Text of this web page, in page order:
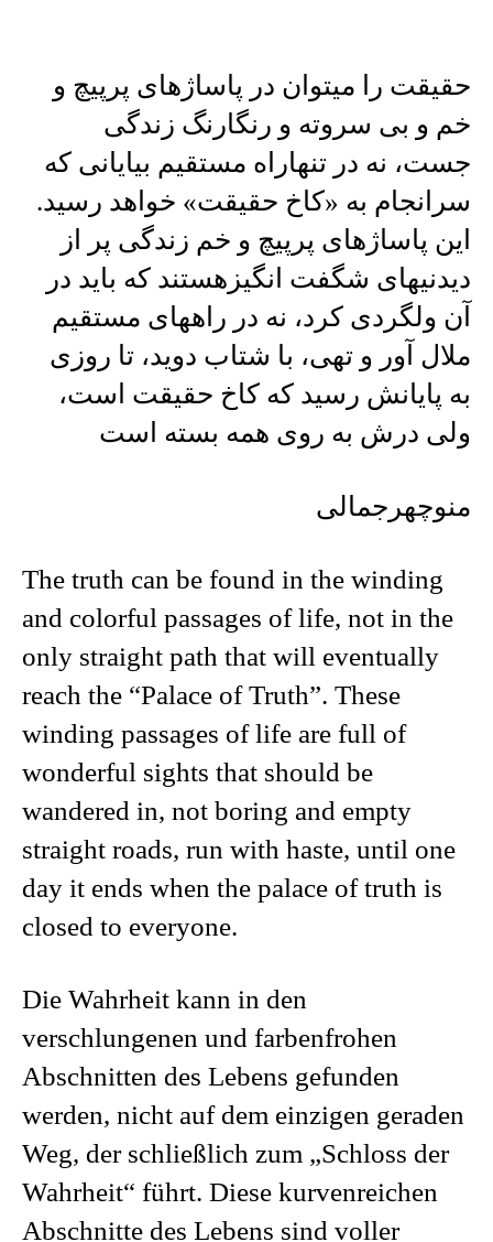
حقیقت را میتوان در پاساژهای پرپیچ و
خم و بی سروته و رنگارنگ زندگی
جست، نه در تنهاراه مستقیم بیایانی که
سرانجام به «کاخ حقیقت» خواهد رسید.
این پاساژهای پرپیچ و خم زندگی پر از
دیدنیهای شگفت انگیزهستند که باید در
آن ولگردی کرد، نه در راههای مستقیم
ملال آور و تهی، با شتاب دوید، تا روزی
به پایانش رسید که کاخ حقیقت است،
ولی درش به روی همه بسته است
منوچهرجمالی
The truth can be found in the winding
and colorful passages of life, not in the
only straight path that will eventually
reach the “Palace of Truth”. These
winding passages of life are full of
wonderful sights that should be
wandered in, not boring and empty
straight roads, run with haste, until one
day it ends when the palace of truth is
closed to everyone.
Die Wahrheit kann in den
verschlungenen und farbenfrohen
Abschnitten des Lebens gefunden
werden, nicht auf dem einzigen geraden
Weg, der schließlich zum „Schloss der
Wahrheit“ führt. Diese kurvenreichen
Abschnitte des Lebens sind voller